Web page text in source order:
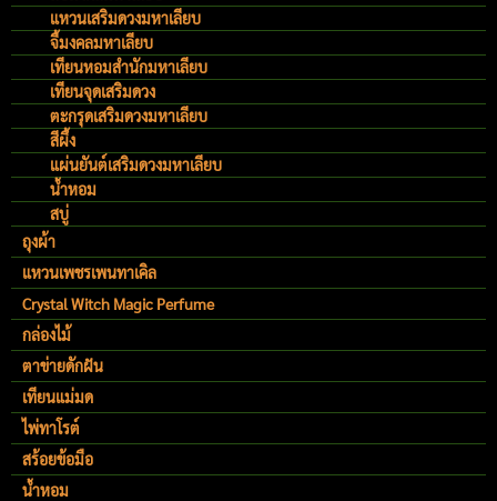
แหวนเสริมดวงมหาเลียบ
จี้มงคลมหาเลียบ
เทียนหอมสำนักมหาเลียบ
เทียนจุดเสริมดวง
ตะกรุดเสริมดวงมหาเลียบ
สีผึ้ง
แผ่นยันต์เสริมดวงมหาเลียบ
น้ำหอม
สบู่
ถุงผ้า
แหวนเพชรเพนทาเคิล
Crystal Witch Magic Perfume
กล่องไม้
ตาข่ายดักฝัน
เทียนแม่มด
ไพ่ทาโรต์
สร้อยข้อมือ
น้ำหอม